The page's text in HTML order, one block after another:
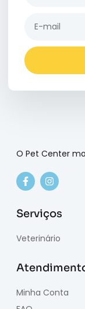
O Pet Center
Serviços
Veterinário
Minha Conta